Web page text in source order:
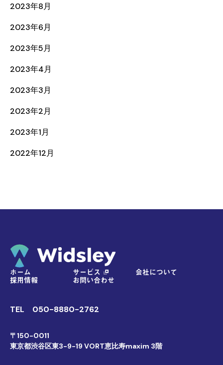
2023年8月
2023年6月
2023年5月
2023年4月
2023年3月
2023年2月
2023年1月
2022年12月
ホーム サービス
会社について
採用情報
お問い合わせ
TEL 050-8880-2762
〒150-0011
東京都渋谷区東3-9-19 VORT恵比寿maxim 3階